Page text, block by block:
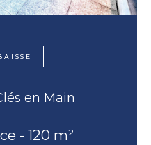
en Main
- 120 m²